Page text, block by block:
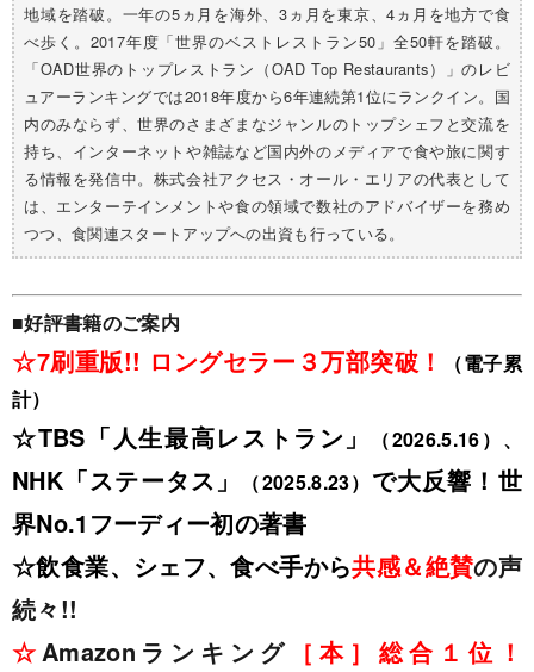
地域を踏破。一年の5ヵ月を海外、3ヵ月を東京、4ヵ月を地方で食
べ歩く。2017年度「世界のベストレストラン50」全50軒を踏破。
「OAD世界のトップレストラン（OAD Top Restaurants）」のレビ
ュアーランキングでは2018年度から6年連続第1位にランクイン。国
内のみならず、世界のさまざまなジャンルのトップシェフと交流を
持ち、インターネットや雑誌など国内外のメディアで食や旅に関す
る情報を発信中。株式会社アクセス・オール・エリアの代表として
は、エンターテインメントや食の領域で数社のアドバイザーを務め
つつ、食関連スタートアップへの出資も行っている。
■好評書籍のご案内
☆7刷重版!! ロングセラー３万部突破！
（電子累
計）
☆TBS「人生最高レストラン」 （2026.5.16）、
NHK「ステータス」 （2025.8.23） で大反響！世
界No.1フーディー初の著書
☆飲食業、シェフ、食べ手から共感＆絶賛の声
続々!!
☆Amazonランキング ［本］総合１位！